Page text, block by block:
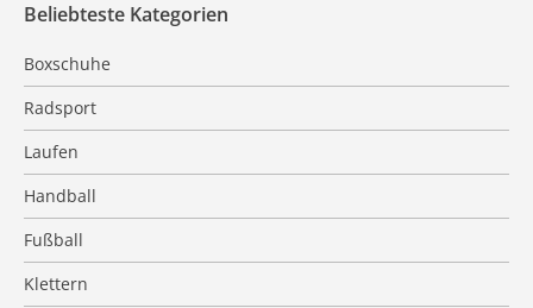
Beliebteste Kategorien
Boxschuhe
Radsport
Laufen
Handball
Fußball
Klettern